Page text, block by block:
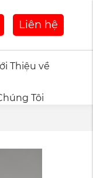
Liên hệ
Thiệu về
Tôi